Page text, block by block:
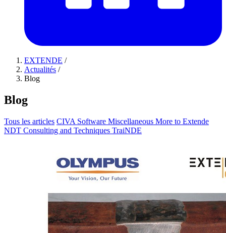
EXTENDE /
Actualités /
Blog
Blog
Tous les articles CIVA Software Miscellaneous More to Extende
NDT Consulting and Techniques TraiNDE